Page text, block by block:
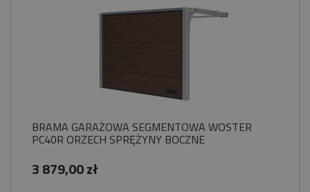
BRAMA GARAŻOWA SEGMENTOWA WOSTER
PC40R ORZECH SPRĘŻYNY BOCZNE
3 879,00 zł